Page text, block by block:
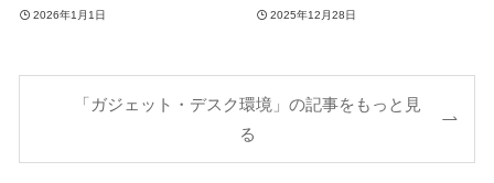
2026年1月1日 2025年12月28日
「ガジェット・デスク環境」の記事をもっと見
る